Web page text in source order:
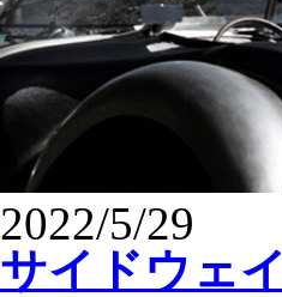
2022/5/29
サイドウェイ